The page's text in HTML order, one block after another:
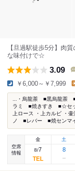
【旦過駅徒歩5分】肉
な味付けで☆
3.09
￥6,000～￥7,999
...・烏龍茶 ■黒烏龍茶
ラミ ■焼きすき ■☆セッ
上ロース ・上カルビ ・
ノ ■レバー ■焼セン
空席
情報
金
8/7
土
8